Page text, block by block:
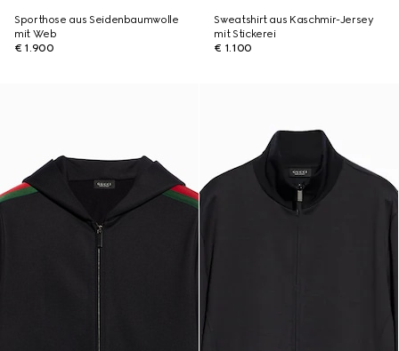
Sporthose aus Seidenbaumwolle
mit Web
€ 1.900
Sweatshirt aus Kaschmir-Jersey
mit Stickerei
€ 1.100